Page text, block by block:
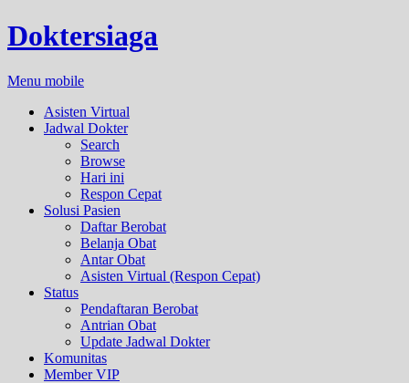
Doktersiaga
Menu mobile
Asisten Virtual
Jadwal Dokter
Search
Browse
Hari ini
Respon Cepat
Solusi Pasien
Daftar Berobat
Belanja Obat
Antar Obat
Asisten Virtual (Respon Cepat)
Status
Pendaftaran Berobat
Antrian Obat
Update Jadwal Dokter
Komunitas
Member VIP